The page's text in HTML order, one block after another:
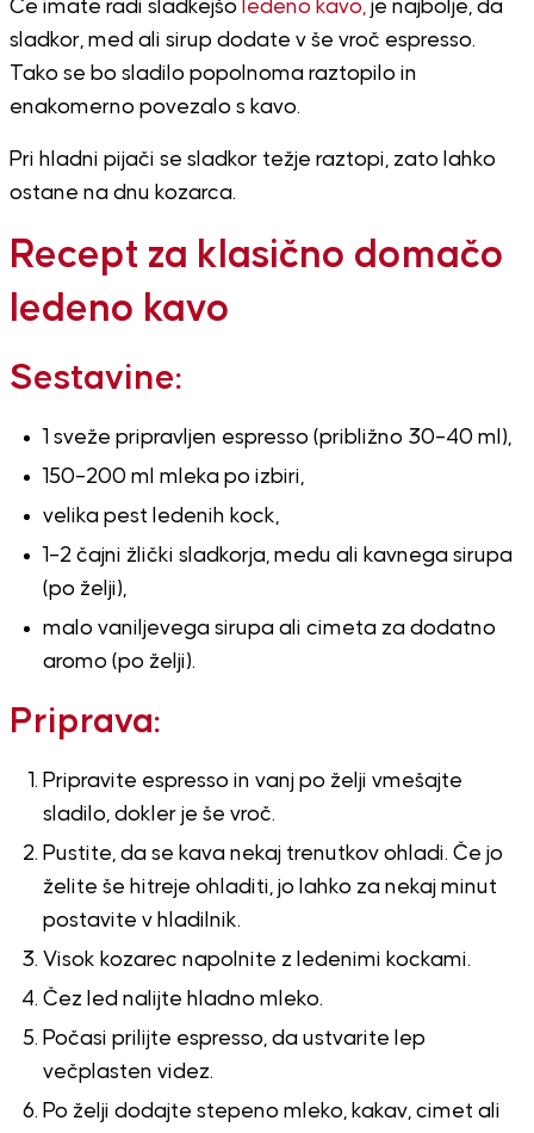
Če imate radi sladkejšo ledeno kavo,je najbolje, da
sladkor, med ali sirup dodate v še vroč espresso.
Tako se bo sladilo popolnoma raztopilo in
enakomerno povezalo s kavo.
Pri hladni pijači se sladkor težje raztopi, zato lahko
ostane na dnu kozarca.
Recept za klasično domačo
ledeno kavo
Sestavine:
1 sveže pripravljen espresso (približno 30–40 ml),
150–200 ml mleka po izbiri,
velika pest ledenih kock,
1–2 čajni žlički sladkorja, medu ali kavnega sirupa
(po želji),
malo vaniljevega sirupa ali cimeta za dodatno
aromo (po želji).
Priprava:
Pripravite espresso in vanj po želji vmešajte
sladilo, dokler je še vroč.
Pustite, da se kava nekaj trenutkov ohladi. Če jo
želite še hitreje ohladiti, jo lahko za nekaj minut
postavite v hladilnik.
Visok kozarec napolnite z ledenimi kockami.
Čez led nalijte hladno mleko.
Počasi prilijte espresso, da ustvarite lep
večplasten videz.
Po želji dodajte stepeno mleko, kakav, cimet ali